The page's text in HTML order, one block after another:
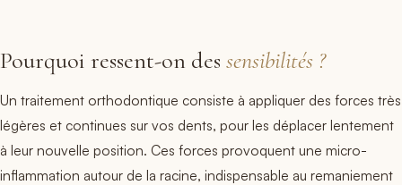
Pourquoi ressent-on des sensibilités ?
Un traitement orthodontique consiste à appliquer des forces très
légères et continues sur vos dents, pour les déplacer lentement
à leur nouvelle position. Ces forces provoquent une micro-
inflammation autour de la racine, indispensable au remaniement